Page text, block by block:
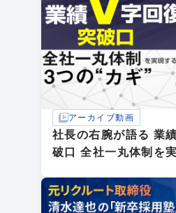
アーカイブ動画
社長の右腕が語る 業
破口 全社一丸体制を